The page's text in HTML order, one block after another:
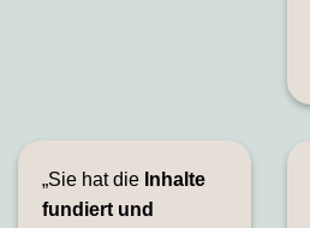
„Sie hat die Inhalte
fundiert und